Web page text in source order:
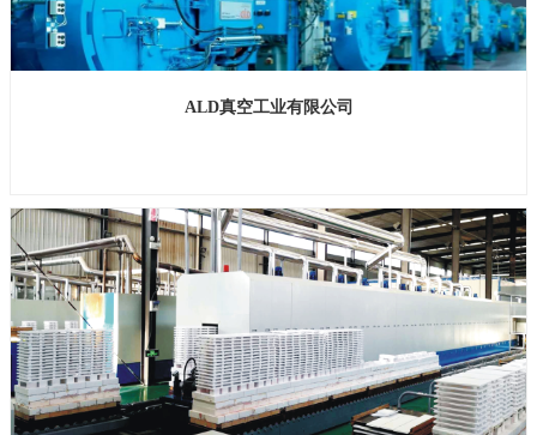
ALD真空工业有限公司
展位号：H1馆B215